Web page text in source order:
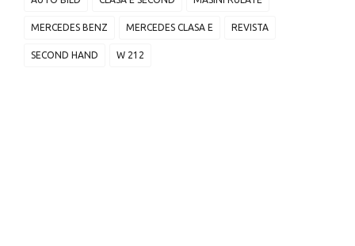
MERCEDES BENZ MERCEDES CLASA E REVISTA
SECOND HAND W 212